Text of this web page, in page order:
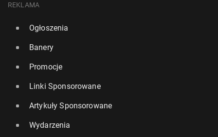
REKLAMA
Ogłoszenia
Banery
Promocje
Linki Sponsorowane
Artykuły Sponsorowane
Wydarzenia